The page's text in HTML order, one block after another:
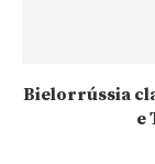
Bielorrússia
e